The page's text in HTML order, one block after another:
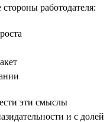
работодателя:
эти смыслы
и с долей